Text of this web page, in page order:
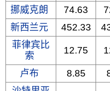
挪威克朗
74.63
新西兰元
452.33
菲律宾比
索
12.75
卢布 8.85